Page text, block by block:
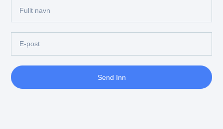
Send Inn